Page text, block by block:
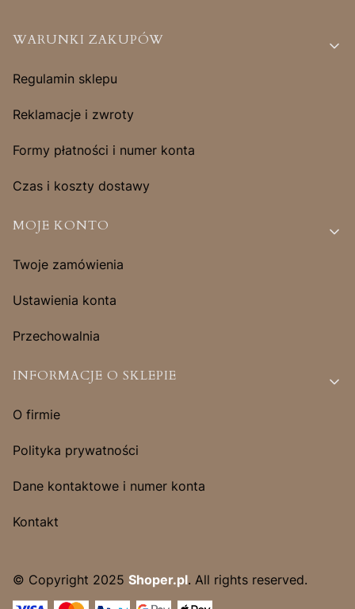
Linki w stopce
WARUNKI ZAKUPÓW
Regulamin sklepu
Reklamacje i zwroty
Formy płatności i numer konta
Czas i koszty dostawy
MOJE KONTO
Twoje zamówienia
Ustawienia konta
Przechowalnia
INFORMACJE O SKLEPIE
O firmie
Polityka prywatności
Dane kontaktowe i numer konta
Kontakt
© Copyright 2025 Shoper.pl. All rights reserved.